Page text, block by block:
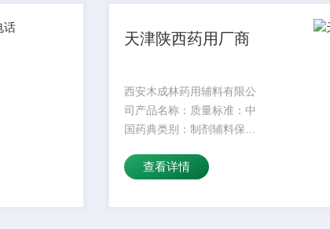
天津陕西药用厂商
西安木成林药用辅料有限公
司产品名称：质量标准：中
国药典类别：制剂辅料保质
规格：25kg产品名字：主要
水溶性：是适用掺量：8较
查看详情